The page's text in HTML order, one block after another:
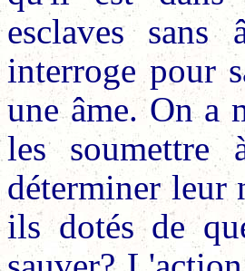
esclaves
interroge pour
une âme. On a
les soumettre
déterminer leur
ils dotés de